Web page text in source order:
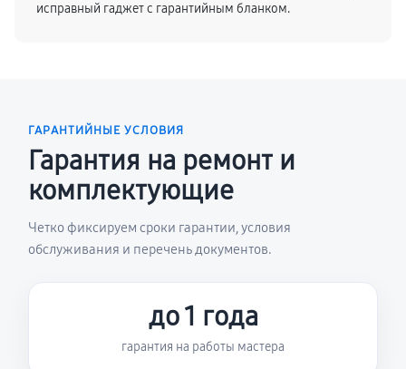
исправный гаджет с гарантийным бланком.
ГАРАНТИЙНЫЕ УСЛОВИЯ
Гарантия на ремонт и
комплектующие
Четко фиксируем сроки гарантии, условия
обслуживания и перечень документов.
до 1 года
гарантия на работы мастера